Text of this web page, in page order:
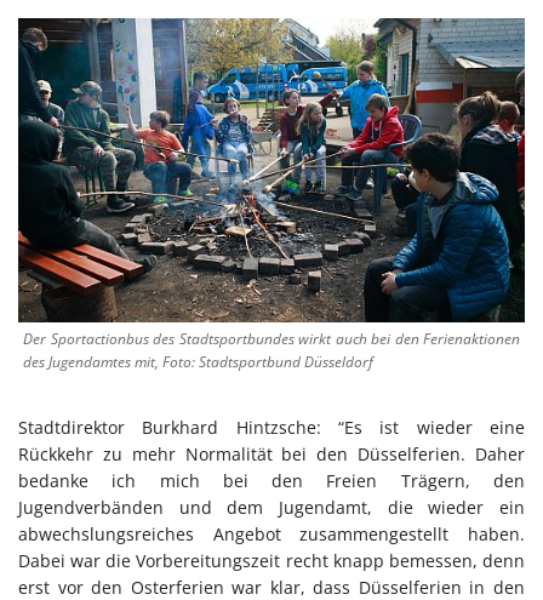
Der Sportactionbus des Stadtsportbundes wirkt auch bei den Ferienaktionen
des Jugendamtes mit, Foto: Stadtsportbund Düsseldorf
Stadtdirektor Burkhard Hintzsche: “Es ist wieder eine
Rückkehr zu mehr Normalität bei den Düsselferien. Daher
bedanke ich mich bei den Freien Trägern, den
Jugendverbänden und dem Jugendamt, die wieder ein
abwechslungsreiches Angebot zusammengestellt haben.
Dabei war die Vorbereitungszeit recht knapp bemessen, denn
erst vor den Osterferien war klar, dass Düsselferien in den